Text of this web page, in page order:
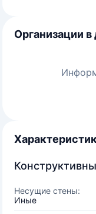
Организации
Несущие стены:
Иные